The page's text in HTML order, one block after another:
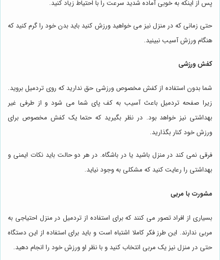
پس از اینکه به خوبی آماده شدید سرعت را با احتیاط زیاد کنید.
حتی زمانی که در منزل نیز می خواهید ورزش کنید باید بدن خود را گرم کنید که
هنگام ورزش آسیب نبینید.
کفش ورزشی
شما بدون استفاده از کفش مخصوص ورزشی حق ندارید که روی تردمیل بروید.
زیرا صفحه تردمیل باعث آسیب به کف پای شما می شود و از طرفی غیر
بهداشتی نیز خواهد بود. در نظر بگیرید که حتما یک کفش مخصوص برای
ورزش خود کنار بگذارید.
فرقی نمی کند در منزل باشید یا در باشگاه. در هر دو حالت باید نکات ایمنی و
بهداشتی را رعایت کنید که مشکلی به وجود نیاید.
مشورت با مربی
بسیاری از افراد تصور می کنند که برای استفاده از تردمیل در منزل احتیاجی به
مربی ندارند. این طرز فکر کاملا اشتباه است و باید برای استفاده از این دستگاه
حتی در منزل نیز یک مربی انتخاب کنید و با نظر او ورزش خود را انجام دهید.